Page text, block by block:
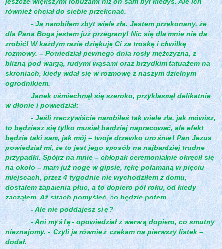
również chciał do siebie przekonać.
- Ja narobiłem zbyt wiele zła. Jestem przekonany, że
dla Pana Boga jestem już przegrany! Nic się dla mnie nie da
zrobić! W każdym razie dziękuję Ci za troskę i chwilkę
rozmowy. – Powiedział pewnego dnia rosły mężczyzna, z
blizną pod wargą, rudymi wąsami oraz brzydkim tatuażem na
skroniach, kiedy wdał się w rozmowę z naszym dzielnym
ogrodnikiem.
Janek uśmiechnął się szeroko, przyklasnął delikatnie
w dłonie i powiedział:
- Jeśli rzeczywiście narobiłeś tak wiele zła, jak mówisz,
to będziesz się tylko musiał bardziej napracować, ale efekt
będzie taki sam, jak mój – twoje drzewko urośnie! Pan Jezus
powiedział mi, że to jest jego sposób na najbardziej trudne
przypadki. Spójrz na mnie – chłopak ceremonialnie okręcił się
na około – mam już nogę w gipsie, rękę połamaną w pięciu
miejscach, przez 4 tygodnie nie wychodziłem z domu,
dostałem zapalenia płuc, a to dopiero pół roku, od kiedy
zacząłem. Aż strach pomyśleć, co będzie potem.
- Ale nie poddajesz się?
- Ani myślę- opowiedział z werwą dopiero, co smutny
nieznajomy. - Czyli ja również czekam na pierwszy listek –
dodał.